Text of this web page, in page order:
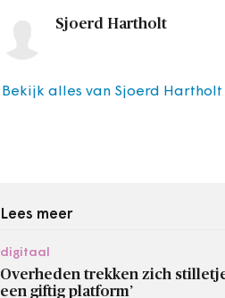
Sjoerd Hartholt
Bekijk alles van Sjoerd Hartholt
Lees meer
digitaal
Overheden trekken zich
een giftig platform’